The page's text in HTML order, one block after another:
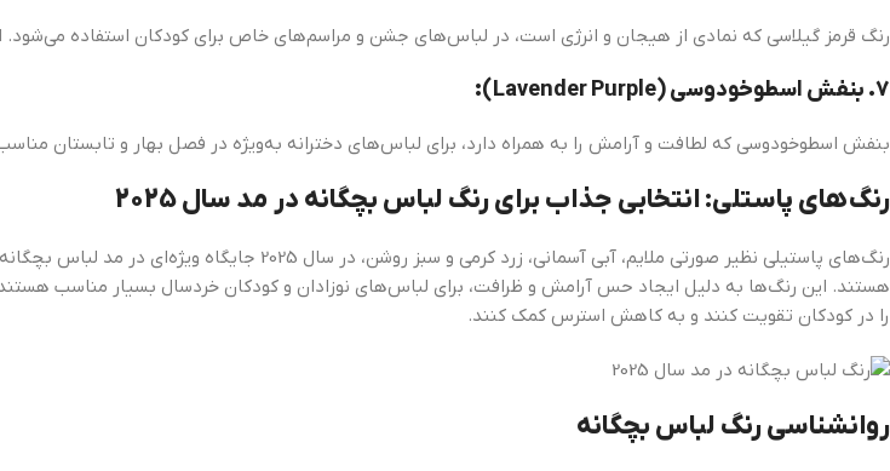
رنگ قرمز گیلاسی که نمادی از هیجان و انرژی است، در لباس‌های جشن و مراسم‌های خاص برای کودکان استفاده
7. بنفش اسطوخودوسی (Lavender Purple):
بنفش اسطوخودوسی که لطافت و آرامش را به همراه دارد، برای لباس‌های دخترانه به‌ویژه در فصل بهار و تابستان
رنگ‌های پاستلی: انتخابی جذاب برای رنگ‌ لباس بچگانه در مد سال 2025
هستند. این رنگ‌ها به دلیل ایجاد حس آرامش و ظرافت، برای لباس‌های نوزادان و کودکان خردسال بسیار مناسب
را در کودکان تقویت کنند و به کاهش استرس کمک کنند.
روانشناسی رنگ‌ لباس بچگانه